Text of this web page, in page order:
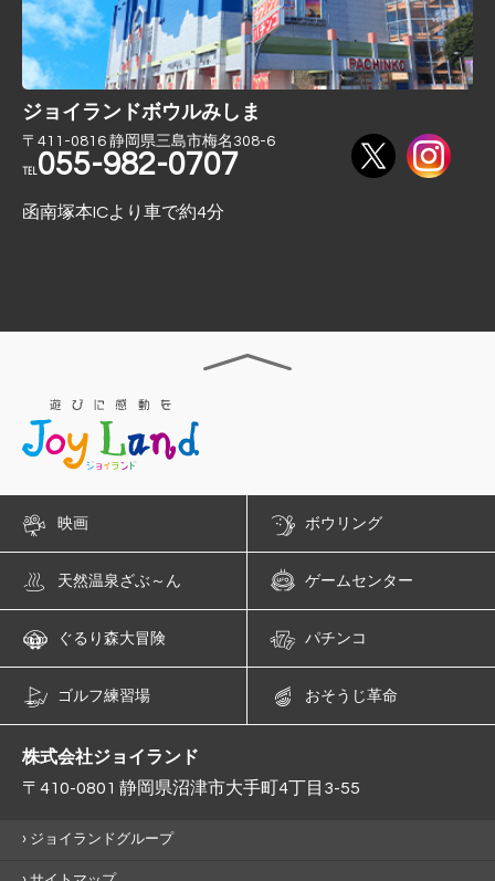
ジョイランドボウルみしま
〒411-0816 静岡県三島市梅名308-6
℡055-982-0707
函南塚本ICより車で約4分
映画 ボウリング
天然温泉ざぶ～ん ゲームセンター
ぐるり森大冒険 パチンコ
ゴルフ練習場 おそうじ革命
株式会社ジョイランド
〒410-0801 静岡県沼津市大手町4丁目3-55
ジョイランドグループ